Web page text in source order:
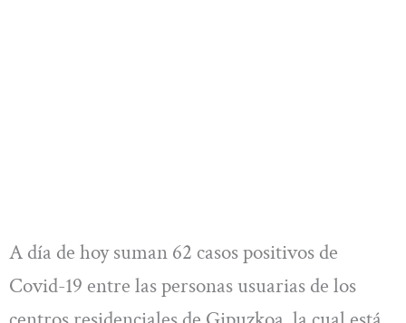
A día de hoy suman 62 casos positivos de
Covid-19 entre las personas usuarias de los